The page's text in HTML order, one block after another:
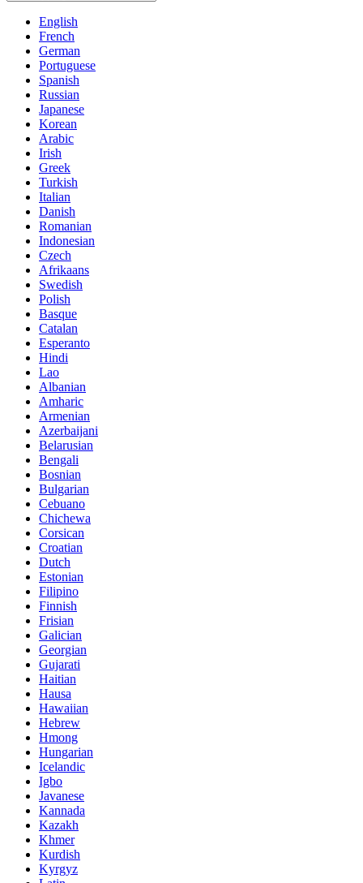
English
French
German
Portuguese
Spanish
Russian
Japanese
Korean
Arabic
Irish
Greek
Turkish
Italian
Danish
Romanian
Indonesian
Czech
Afrikaans
Swedish
Polish
Basque
Catalan
Esperanto
Hindi
Lao
Albanian
Amharic
Armenian
Azerbaijani
Belarusian
Bengali
Bosnian
Bulgarian
Cebuano
Chichewa
Corsican
Croatian
Dutch
Estonian
Filipino
Finnish
Frisian
Galician
Georgian
Gujarati
Haitian
Hausa
Hawaiian
Hebrew
Hmong
Hungarian
Icelandic
Igbo
Javanese
Kannada
Kazakh
Khmer
Kurdish
Kyrgyz